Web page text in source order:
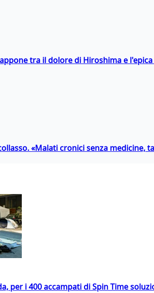
tra il dolore di Hiroshima e
«Malati cronici senza medicine,
per i 400 accampati di Spin Time